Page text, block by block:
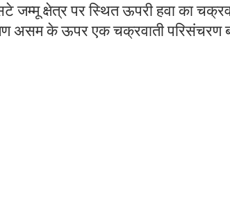
जम्मू क्षेत्र पर स्थित ऊपरी हवा का
असम के ऊपर एक चक्रवाती परिसंचरण